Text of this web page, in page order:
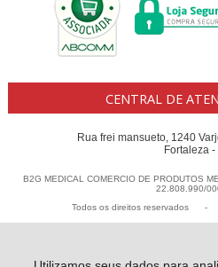
CENTRAL DE
Rua frei mansueto, 1240
Fortaleza -
B2G MEDICAL COMERCIO DE PRODUTOS
22.808.990/
Todos os direitos reservados
-